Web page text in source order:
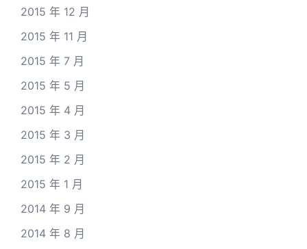
2015 年 12 月
2015 年 11 月
2015 年 7 月
2015 年 5 月
2015 年 4 月
2015 年 3 月
2015 年 2 月
2015 年 1 月
2014 年 9 月
2014 年 8 月